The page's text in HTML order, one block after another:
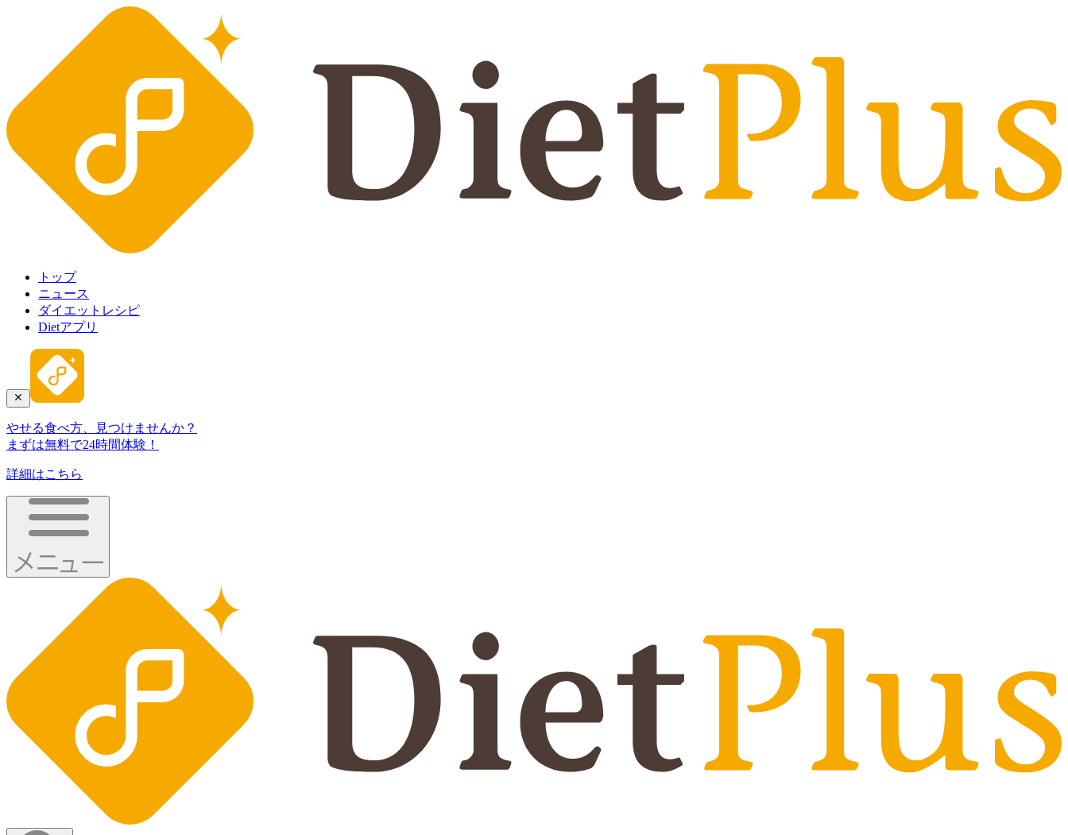
トップ
ニュース
ダイエットレシピ
Dietアプリ
やせる食べ方、見つけませんか？
まずは無料で24時間体験！
詳細はこちら